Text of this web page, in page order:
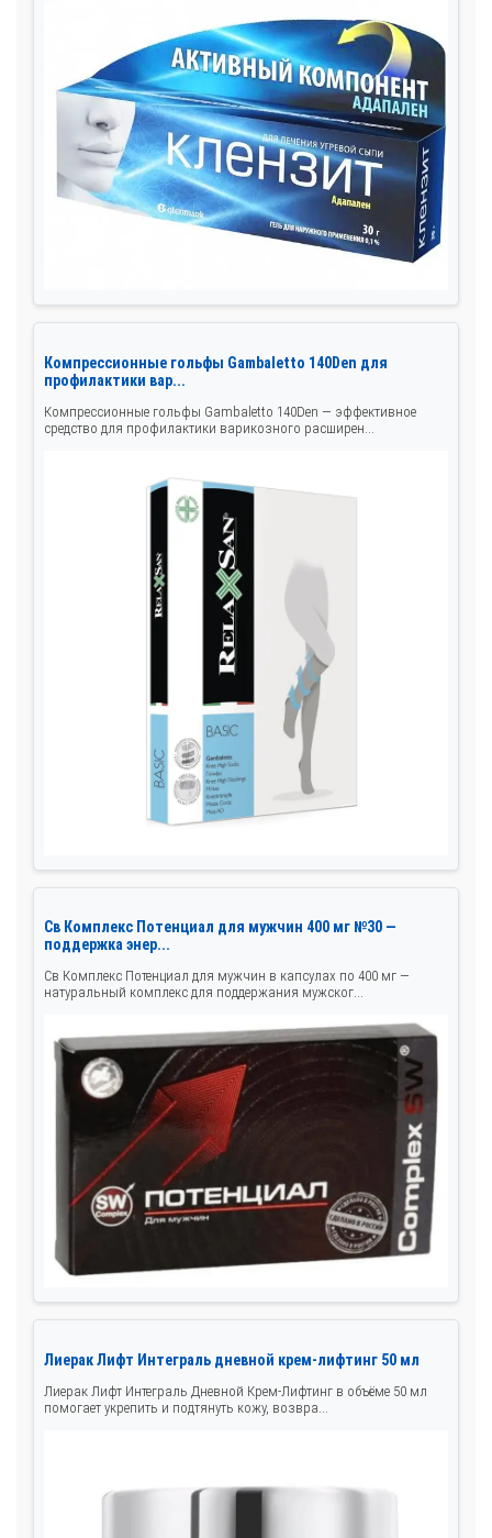
Компрессионные гольфы Gambaletto 140Den для
профилактики вар...
Компрессионные гольфы Gambaletto 140Den — эффективное
средство для профилактики варикозного расширен...
Св Комплекс Потенциал для мужчин 400 мг №30 —
поддержка энер...
Св Комплекс Потенциал для мужчин в капсулах по 400 мг —
натуральный комплекс для поддержания мужског...
Лиерак Лифт Интеграль дневной крем-лифтинг 50 мл
Лиерак Лифт Интеграль Дневной Крем-Лифтинг в объёме 50 мл
помогает укрепить и подтянуть кожу, возвра...